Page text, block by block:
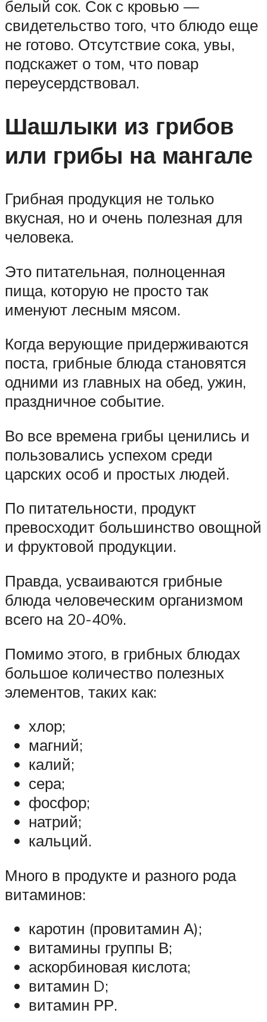
белый сок. Сок с кровью —
свидетельство того, что блюдо еще
не готово. Отсутствие сока, увы,
подскажет о том, что повар
переусердствовал.
Шашлыки из грибов
или грибы на мангале
Грибная продукция не только
вкусная, но и очень полезная для
человека.
Это питательная, полноценная
пища, которую не просто так
именуют лесным мясом.
Когда верующие придерживаются
поста, грибные блюда становятся
одними из главных на обед, ужин,
праздничное событие.
Во все времена грибы ценились и
пользовались успехом среди
царских особ и простых людей.
По питательности, продукт
превосходит большинство овощной
и фруктовой продукции.
Правда, усваиваются грибные
блюда человеческим организмом
всего на 20-40%.
Помимо этого, в грибных блюдах
большое количество полезных
элементов, таких как:
хлор;
магний;
калий;
сера;
фосфор;
натрий;
кальций.
Много в продукте и разного рода
витаминов:
каротин (провитамин А);
витамины группы В;
аскорбиновая кислота;
витамин D;
витамин РР.